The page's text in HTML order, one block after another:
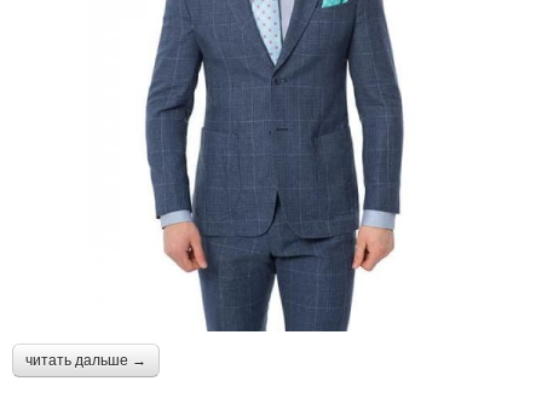
читать дальше →